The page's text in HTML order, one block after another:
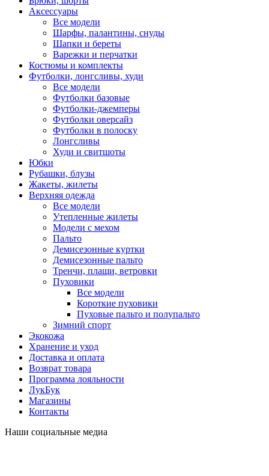
Аксессуары
Все модели
Шарфы, палантины, снуды
Шапки и береты
Варежки и перчатки
Костюмы и комплекты
Футболки, лонгсливы, худи
Все модели
Футболки базовые
Футболки-джемперы
Футболки оверсайз
Футболки в полоску
Лонгсливы
Худи и свитшоты
Юбки
Рубашки, блузы
Жакеты, жилеты
Верхняя одежда
Все модели
Утепленные жилеты
Модели с мехом
Пальто
Демисезонные куртки
Демисезонные пальто
Тренчи, плащи, ветровки
Пуховики
Все модели
Короткие пуховики
Пуховые пальто и полупальто
Зимний спорт
Экокожа
Хранение и уход
Доставка и оплата
Возврат товара
Программа лояльности
ЛукБук
Магазины
Контакты
Наши социальные медиа